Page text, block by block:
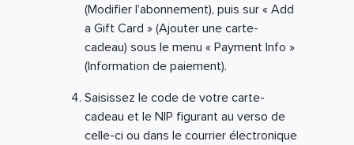
(Modifier l’abonnement), puis sur « Add
a Gift Card » (Ajouter une carte-
cadeau) sous le menu « Payment Info »
(Information de paiement).
Saisissez le code de votre carte-
cadeau et le NIP figurant au verso de
celle-ci ou dans le courrier électronique